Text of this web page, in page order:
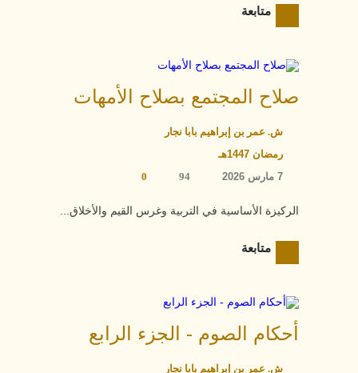
متابعة
صلاح المجتمع بصلاح الأمهات
ش. عمر بن إبراهيم بابا نجار
رمضان 1447هـ
7 مارس 2026
94
0
الركيزة الأساسية في التربية وغرس القيم والأخلاق...
متابعة
أحكام الصوم - الجزء الرابع
ش. عمر بن إبراهيم بابا نجار